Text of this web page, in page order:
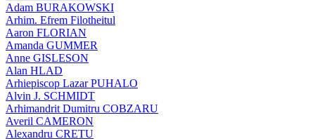
Adam BURAKOWSKI
Arhim. Efrem Filotheitul
Aaron FLORIAN
Amanda GUMMER
Anne GISLESON
Alan HLAD
Arhiepiscop Lazar PUHALO
Alvin J. SCHMIDT
Arhimandrit Dumitru COBZARU
Averil CAMERON
Alexandru CRETU